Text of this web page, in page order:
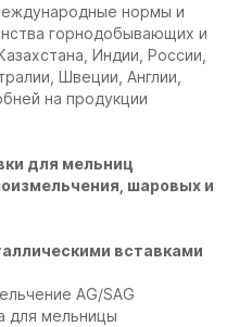
нормы и
горнодобывающих и
Индии, России,
Швеции, Англии,
на продукции
для мельниц
шаровых и
вставками
AG/SAG
для мельницы